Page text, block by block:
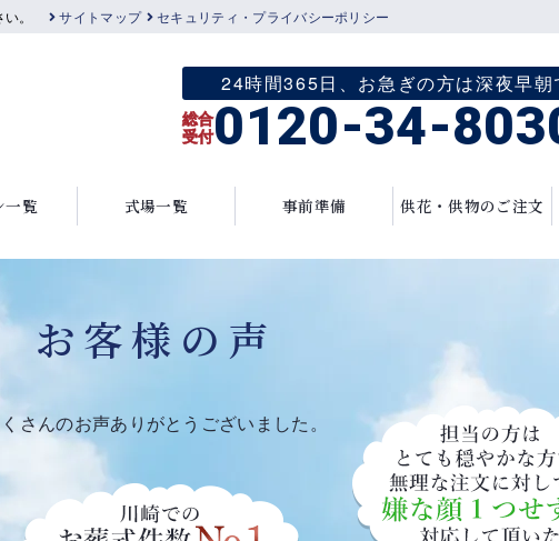
。 サイトマップ セキュリティ・プライバシーポリシー
24時間365日、お急ぎの方は深夜早
総合
受付0120-34-
一覧 式場一覧 事前準備 供花・供物のご注文
お客様の声
さんのお声ありがとうございました。